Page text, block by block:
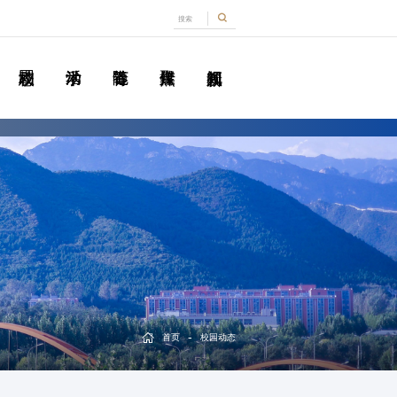
首页 - 校园动态